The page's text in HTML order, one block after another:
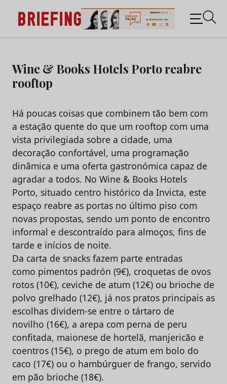
content
Briefing: Todas as notícias sobre os negócios do
Marketing e da Publicidade
Wine & Books Hotels Porto reabre
rooftop
Há poucas coisas que combinem tão bem com
a estação quente do que um rooftop com uma
vista privilegiada sobre a cidade, uma
decoração confortável, uma programação
dinâmica e uma oferta gastronómica capaz de
agradar a todos. No Wine & Books Hotels
Porto, situado centro histórico da Invicta, este
espaço reabre as portas no último piso com
novas propostas, sendo um ponto de encontro
informal e descontraído para almoços, fins de
tarde e inícios de noite.
Da carta de snacks fazem parte entradas
como pimentos padrón (9€), croquetas de ovos
rotos (10€), ceviche de atum (12€) ou brioche de
polvo grelhado (12€), já nos pratos principais as
escolhas dividem-se entre o tártaro de
novilho (16€), a arepa com perna de peru
confitada, maionese de hortelã, manjericão e
coentros (15€), o prego de atum em bolo do
caco (17€) ou o hambúrguer de frango, servido
em pão brioche (18€).